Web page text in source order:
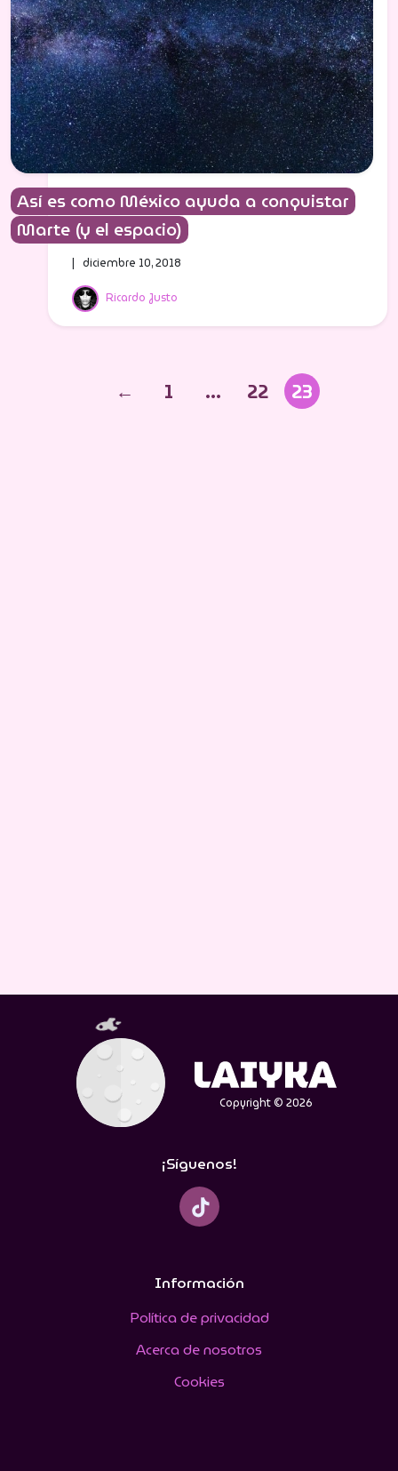
Así es como México ayuda a conquistar
Marte (y el espacio)
Ricardo Justo
| diciembre 10, 2018
← 1 … 22 23
Copyright © 2026
¡Síguenos!
Información
Política de privacidad
Acerca de nosotros
Cookies